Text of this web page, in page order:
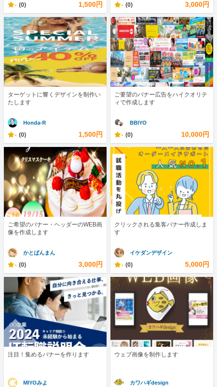
- (0) 1,500円 - (0) 3,000円
ターゲットに響くデザインを制作い
たします
Honda-R
- (0) 1,500円
ご要望のバナー広告をハイクオリテ
ィで作成します
BBIYO
- (0) 10,000円
ご希望のバナー・ヘッダーのWEB画
像を作成します
かとぱんまん
- (0) 3,000円
クリックされる集客バナー作成しま
す
イケダンデザイン
- (0) 5,000円
注目！集めるバナーを作ります
MIYOみよ
ウェブ画像を制作します
カワハギdesign